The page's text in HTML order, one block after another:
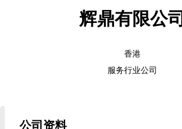
辉鼎有限公司
香港
服务行业公司
公司资料